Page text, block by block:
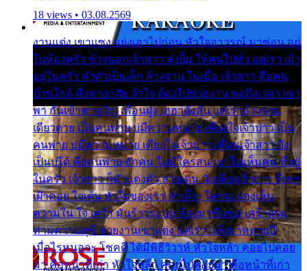
18 views • 03.08.2569
งานแต่ง เขาแซง แย่งเอาไปก่อน หัวใจอาวรณ์ มาซ่อน อยู่
ในห้องครัว ข้างนอกเจ้าสาว ส่งยิ้ม ให้คนไปทั่ว แต่เรา เฝ้า
อยู่ในครัว ทำตัวเป็นเด็ก ล้างจาน ในเมื่อ เจ้าสาว คือคน
บ้านใกล้ พึ่งพาอาศัย จำใจ ต้องไปช่วยงาน พอถึงเวลา เขา
พา กันเข้าพาขวัญ เพื่อนฝูง เฮฮาดังลั่น แต่เราล้างจาน
เดียวดาย เป็นคนพ่าย บ่มีความหมาย เคียงใจเจ้าบ่าว เป็น
คนพ่าย บ่มีความหมาย เคียงใจเจ้าบ่าว เพื่อนเจ้าสาว ยัง
เป็นบ่ได้ คือคนพ่าย ฮักคน ไม่มีใครสน เขาไม่เห็นคน ที่อยู่
ในครัว เจ้าสาว ก็มัวแต่งตัว สวยเด่น นั่งเคียงเจ้าบ่าว ที่เขา
เฝ้าคอย ใจเต้น หัวใจของเรา ลำเค็ญ ใครจะมองเห็น
ความใน ใจ เศร้า มันร้าวระบม ต้องมาขื่นขม เศร้าตรม
ท่ามความสุขี ช่วยงานเขาแต่ง แต่เรา แล้งมาหลายปี
เมื่อไรหนอจะ โชคดี ได้มีพิธีวิวาห์ หัวใจหล้า คอยไปคอย
มา คือหน้าที่เก่า หัวใจหล้า คอยไปคอยมา คือหน้าที่เก่า